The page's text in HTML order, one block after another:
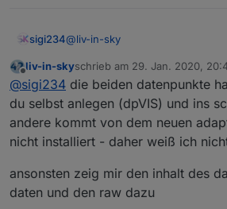
hier die spielstände
sigi234@liv-in-sky
21:43:40.549	info
21:43:40.555	info
21:43:40.557	error
21:43:40.558	error
Offline
liv-in-skyschrieb am 29. Jan. 2020,
zuletzt editiert von
@sigi234 die beiden datenpunkte
du selbst anlegen (dpVIS) und ins
andere kommt von dem neuen
nicht installiert - daher weiß ich
ansonsten zeig mir den inhalt des
daten und den raw dazu